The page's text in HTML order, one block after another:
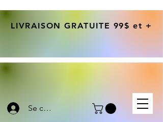
Se connecter
LIVRAISON GRATUITE 99$ et +